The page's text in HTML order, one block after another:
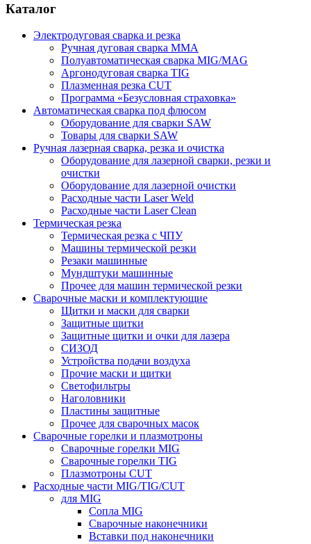
Каталог
Электродуговая сварка и резка
Ручная дуговая сварка MMA
Полуавтоматическая сварка MIG/MAG
Аргонодуговая сварка TIG
Плазменная резка CUT
Программа «Безусловная страховка»
Автоматическая сварка под флюсом
Оборудование для сварки SAW
Товары для сварки SAW
Ручная лазерная сварка, резка и очистка
Оборудование для лазерной сварки, резки и
очистки
Оборудование для лазерной очистки
Расходные части Laser Weld
Расходные части Laser Clean
Термическая резка
Термическая резка с ЧПУ
Машины термической резки
Резаки машинные
Мундштуки машинные
Прочее для машин термической резки
Сварочные маски и комплектующие
Щитки и маски для сварки
Защитные щитки
Защитные щитки и очки для лазера
СИЗОД
Устройства подачи воздуха
Прочие маски и щитки
Светофильтры
Наголовники
Пластины защитные
Прочее для сварочных масок
Сварочные горелки и плазмотроны
Сварочные горелки MIG
Сварочные горелки TIG
Плазмотроны CUT
Расходные части MIG/TIG/CUT
для MIG
Сопла MIG
Сварочные наконечники
Вставки под наконечники